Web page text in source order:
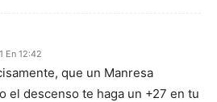
En 12:42
que un Manresa
el descenso te haga un +27 en tu